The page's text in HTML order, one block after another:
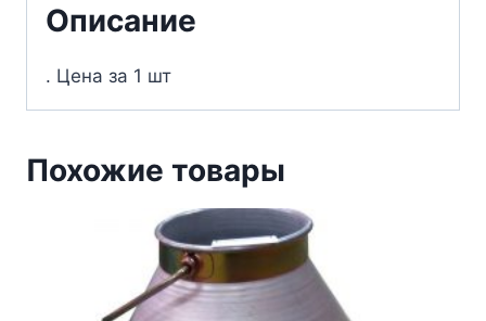
Описание
. Цена за 1 шт
Похожие товары